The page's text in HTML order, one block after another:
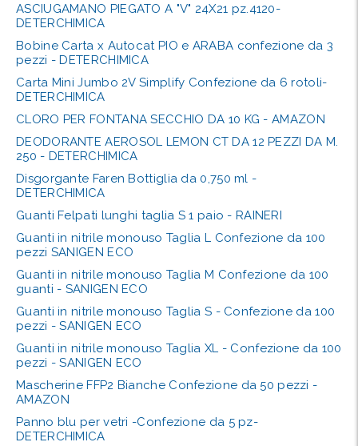
ASCIUGAMANO PIEGATO A "V" 24X21 pz.4120-
DETERCHIMICA
Bobine Carta x Autocat PIO e ARABA confezione da 3
pezzi - DETERCHIMICA
Carta Mini Jumbo 2V Simplify Confezione da 6 rotoli-
DETERCHIMICA
CLORO PER FONTANA SECCHIO DA 10 KG - AMAZON
DEODORANTE AEROSOL LEMON CT DA 12 PEZZI DA M.
250 - DETERCHIMICA
Disgorgante Faren Bottiglia da 0,750 ml -
DETERCHIMICA
Guanti Felpati lunghi taglia S 1 paio - RAINERI
Guanti in nitrile monouso Taglia L Confezione da 100
pezzi SANIGEN ECO
Guanti in nitrile monouso Taglia M Confezione da 100
guanti - SANIGEN ECO
Guanti in nitrile monouso Taglia S - Confezione da 100
pezzi - SANIGEN ECO
Guanti in nitrile monouso Taglia XL - Confezione da 100
pezzi - SANIGEN ECO
Mascherine FFP2 Bianche Confezione da 50 pezzi -
AMAZON
Panno blu per vetri -Confezione da 5 pz-
DETERCHIMICA